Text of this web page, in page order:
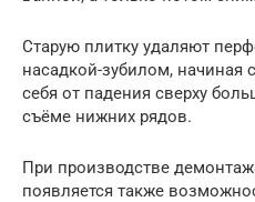
Старую плитку удаляют
насадкой-зубилом, начиная
себя от падения сверху
съёме нижних рядов.
При производстве
появляется также